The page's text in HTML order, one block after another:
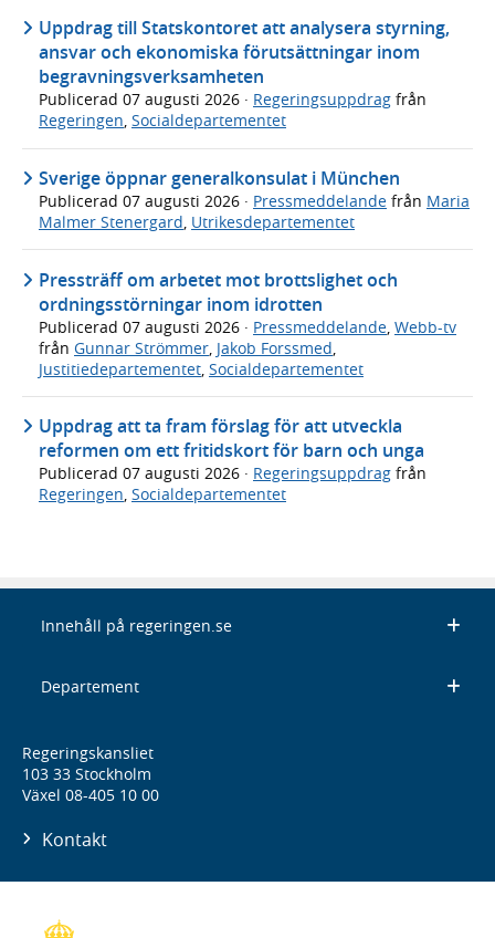
Uppdrag till Statskontoret att analysera styrning,
ansvar och ekonomiska förutsättningar inom
begravningsverksamheten
Publicerad 07 augusti 2026 · Regeringsuppdrag från
Regeringen, Socialdepartementet
Sverige öppnar generalkonsulat i München
Publicerad 07 augusti 2026 · Pressmeddelande från Maria
Malmer Stenergard, Utrikesdepartementet
Pressträff om arbetet mot brottslighet och
ordningsstörningar inom idrotten
Publicerad 07 augusti 2026 · Pressmeddelande Webb-tv
från Gunnar Strömmer Jakob Forssmed
Justitiedepartementet Socialdepartementet
Uppdrag att ta fram förslag för att utveckla
reformen om ett fritidskort för barn och unga
Publicerad 07 augusti 2026 · Regeringsuppdrag från
Regeringen, Socialdepartementet
Innehåll på regeringen.se
Departement
Regeringskansliet
103 33 Stockholm
Växel 08-405 10 00
Kontakt